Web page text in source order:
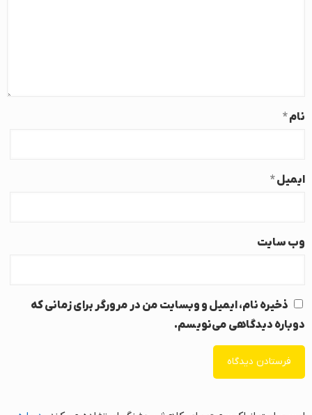
نام*
ایمیل*
وب‌ سایت
ذخیره نام، ایمیل و وبسایت من در مرورگر برای زمانی که
دوباره دیدگاهی می‌نویسم.